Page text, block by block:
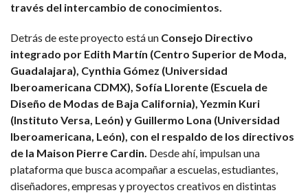
través del intercambio de conocimientos.
Detrás de este proyecto está un Consejo Directivo
integrado por Edith Martín (Centro Superior de Moda,
Guadalajara), Cynthia Gómez (Universidad
Iberoamericana CDMX), Sofía Llorente (Escuela de
Diseño de Modas de Baja California), Yezmin Kuri
(Instituto Versa, León) y Guillermo Lona (Universidad
Iberoamericana, León), con el respaldo de los directivos
de la Maison Pierre Cardin. Desde ahí, impulsan una
plataforma que busca acompañar a escuelas, estudiantes,
diseñadores, empresas y proyectos creativos en distintas